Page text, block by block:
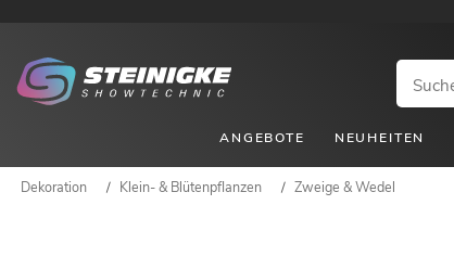
ANGEBOTE NEUHEITEN
Dekoration / Klein- & Blütenpflanzen / Zweige & Wedel